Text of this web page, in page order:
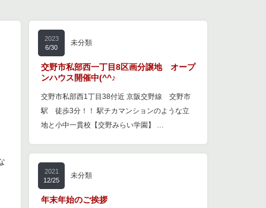
2023
6/30
未分類
交野市私部西一丁目8区画分譲地 オープ
ンハウス開催中(^^♪
交野市私部西1丁目38付近 京阪交野線 交野市
駅 徒歩3分！！ 駅チカマンションのような立
地と小中一貫校【交野みらい学園】 …
2021
12/25
未分類
年末年始のご挨拶